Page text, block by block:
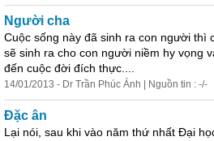
Người cha
Cuộc sống này đã sinh ra con người thì
sẽ sinh ra cho con người niềm hy vọng
đến cuộc đời đích thực....
14/01/2013 - Dr Trần Phúc Ánh | Nguồn tin : -/-
Đặc ân
Lại nói, sau khi vào năm thứ nhất Đại